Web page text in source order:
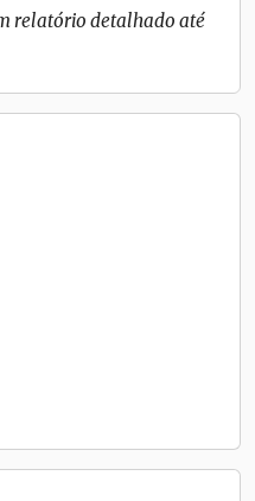
relatório detalhado até